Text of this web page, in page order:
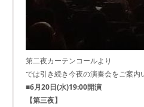
第二夜カーテンコールより
では引き続き今夜の演奏会をご案内
■6月20日(水)19:00開演
【第三夜】